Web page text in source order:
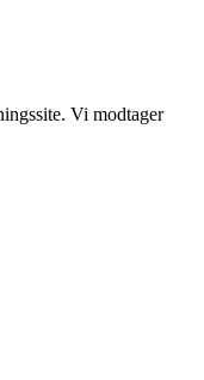
Vi modtager